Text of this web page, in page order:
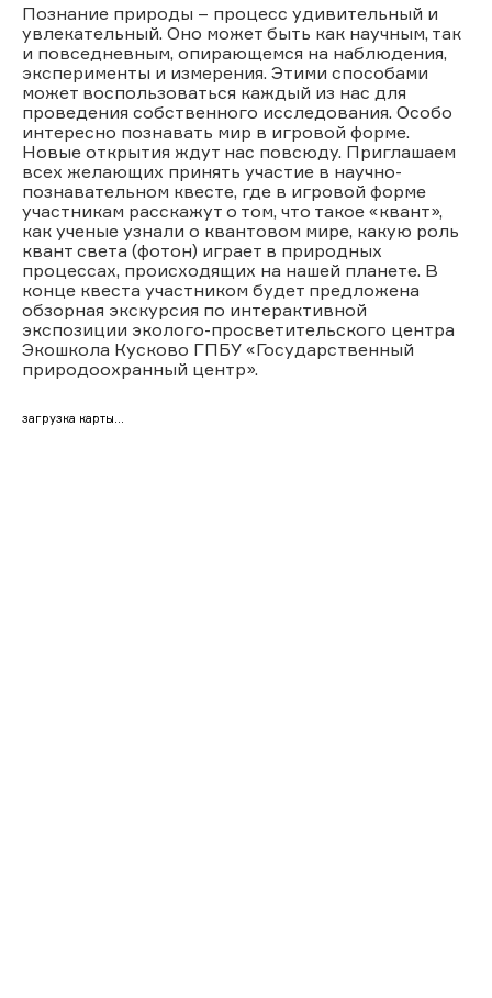
Познание природы – процесс удивительный и
увлекательный. Оно может быть как научным, так
и повседневным, опирающемся на наблюдения,
эксперименты и измерения. Этими способами
может воспользоваться каждый из нас для
проведения собственного исследования. Особо
интересно познавать мир в игровой форме.
Новые открытия ждут нас повсюду. Приглашаем
всех желающих принять участие в научно-
познавательном квесте, где в игровой форме
участникам расскажут о том, что такое «квант»,
как ученые узнали о квантовом мире, какую роль
квант света (фотон) играет в природных
процессах, происходящих на нашей планете. В
конце квеста участником будет предложена
обзорная экскурсия по интерактивной
экспозиции эколого-просветительского центра
Экошкола Кусково ГПБУ «Государственный
природоохранный центр».
загрузка карты...